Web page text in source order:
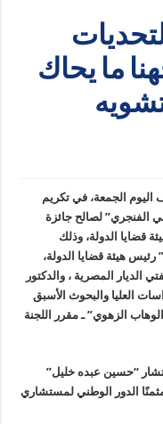
ما يحاك
اليوم الجمعة، في تكريم
الفنجري” لصالح جائزة
قضايا الدولة، وذلك
هيئة قضايا الدولة،
الديار المصرية ، والدكتور
العليا والبحوث الأسبق
الزهوي” ـ مقرر اللجنة
“حسين عبده خليل”
الدور الوطني لمستشاري